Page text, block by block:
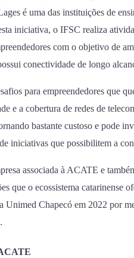
é uma das instituições de
iniciativa, o IFSC realiza
com o objetivo de
conectividade de longo
para empreendedores que
e a cobertura de redes de
bastante custoso e pode
iniciativas que possibilitem a
associada à ACATE e
que o ecossistema catarinense
Unimed Chapecó em 2022 por
.